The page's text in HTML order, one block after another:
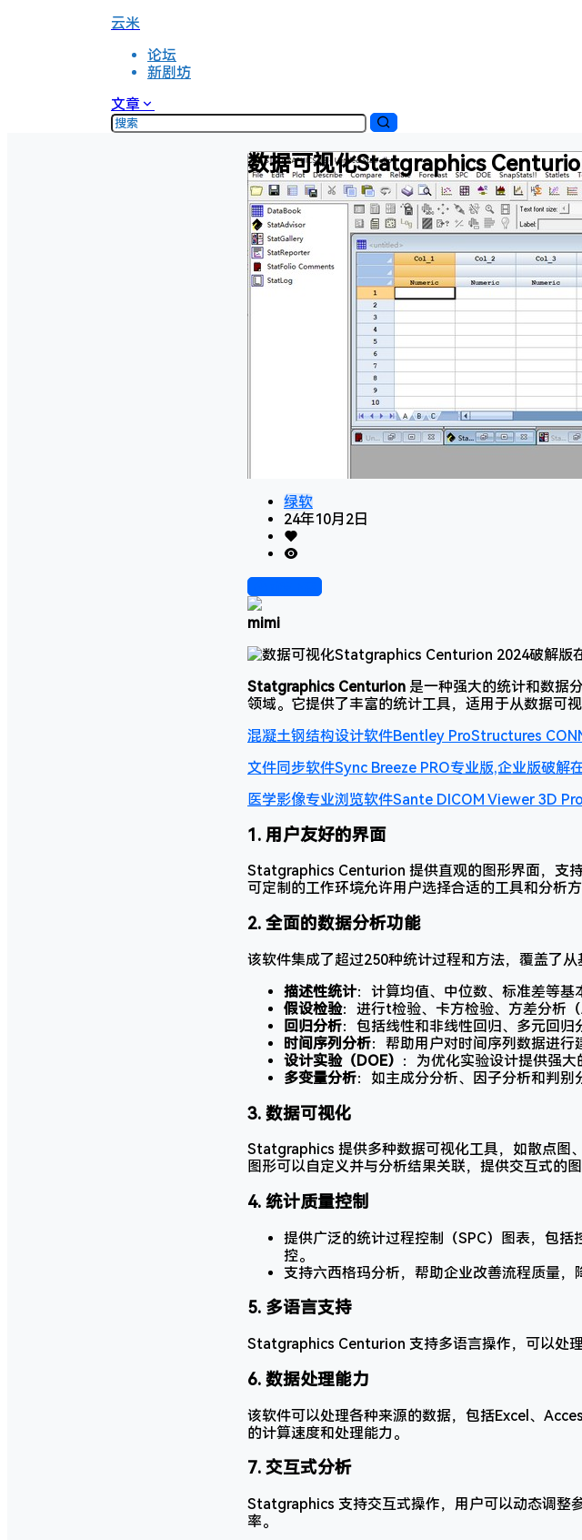
云米
论坛
新剧坊
文章
数据可视化Statgraphics
绿软
24年10月2日
mimi
Statgraphics Centurion 是一种强大的统计和数据
领域。它提供了丰富的统计工具，适用于从数据可
混凝土钢结构设计软件Bentley ProStructures
文件同步软件Sync Breeze PRO专业版,企业版破解
医学影像专业浏览软件Sante DICOM Viewer 3D
1. 用户友好的界面
Statgraphics Centurion 提供直观的图形界面，支
可定制的工作环境允许用户选择合适的工具和分析方
2. 全面的数据分析功能
该软件集成了超过250种统计过程和方法，覆盖了
描述性统计：计算均值、中位数、标准差等基
假设检验：进行t检验、卡方检验、方差分析（
回归分析：包括线性和非线性回归、多元回归
时间序列分析：帮助用户对时间序列数据进行
设计实验（DOE） ：为优化实验设计提供强大
多变量分析：如主成分分析、因子分析和判别
3. 数据可视化
Statgraphics 提供多种数据可视化工具，如散点图
图形可以自定义并与分析结果关联，提供交互式的
4. 统计质量控制
提供广泛的统计过程控制（SPC）图表，包
控。
支持六西格玛分析，帮助企业改善流程质量，
5. 多语言支持
Statgraphics Centurion 支持多语言操作，可以处
6. 数据处理能力
该软件可以处理各种来源的数据，包括Excel、
的计算速度和处理能力。
7. 交互式分析
Statgraphics 支持交互式操作，用户可以动态调整
率。